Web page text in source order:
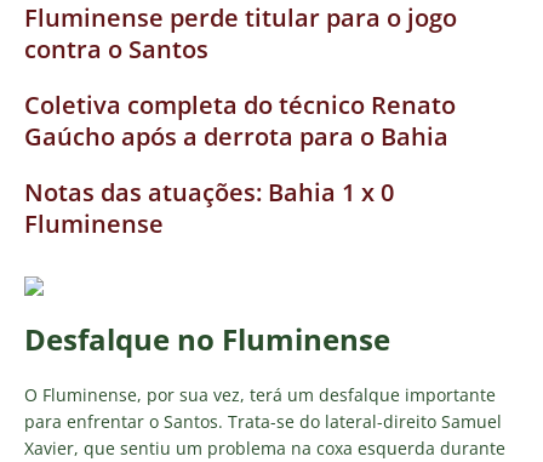
Fluminense perde titular para o jogo
contra o Santos
Coletiva completa do técnico Renato
Gaúcho após a derrota para o Bahia
Notas das atuações: Bahia 1 x 0
Fluminense
Desfalque no Fluminense
O Fluminense, por sua vez, terá um desfalque importante
para enfrentar o Santos. Trata-se do lateral-direito Samuel
Xavier, que sentiu um problema na coxa esquerda durante